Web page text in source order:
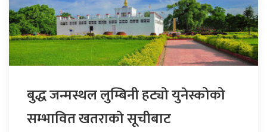
बुद्ध जन्मस्थल लुम्बिनी हट्यो युनेस्कोको
सम्भावित खतराको सूचीबाट